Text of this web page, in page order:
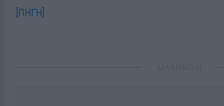
[ΠΗΓΗ]